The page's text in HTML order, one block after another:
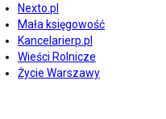
Nexto.pl
Mała księgowość
Kancelarierp.pl
Wieści Rolnicze
Życie Warszawy